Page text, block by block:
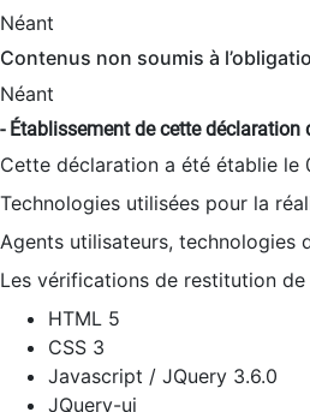
Néant
Contenus non soumis à
Néant
- Établissement de cette déclaration
Cette déclaration a été établie le
Technologies utilisées pour la
Agents utilisateurs, technologies
Les vérifications de restitution
HTML 5
CSS 3
Javascript / JQuery 3.6.0
JQuery-ui